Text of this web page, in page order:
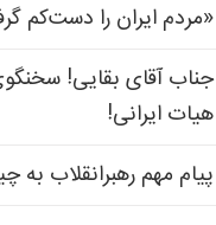
«مردم ایران را دست‌کم
جناب آقای بقایی!
هیات ایرانی!
پیام مهم رهبرانقلاب به